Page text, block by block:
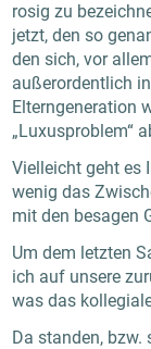
rosig zu
jetzt, den so
den sich, vor
außerordentlich
Elterngeneration
„Luxusproblem“
Vielleicht geht es
wenig das
mit den besagen
Um dem letzten
ich auf unsere
was das
Da standen, bzw.